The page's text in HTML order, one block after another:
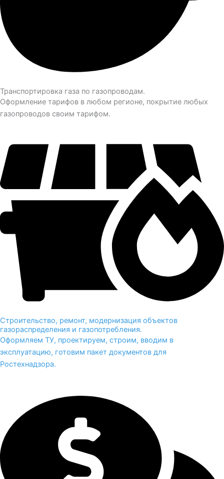
Транспортировка газа по газопроводам.
Оформление тарифов в любом регионе, покрытие любых
газопроводов своим тарифом.
Строительство, ремонт, модернизация объектов
газораспределения и газопотребления.
Оформляем ТУ, проектируем, строим, вводим в
эксплуатацию, готовим пакет документов для
Ростехнадзора.